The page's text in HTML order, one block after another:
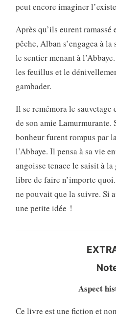
peut encore imaginer
Après qu’ils eurent ramassé
pêche, Alban s’engagea à
le sentier menant à
les feuillus et le
gambader.
Il se remémora le
de son amie Lamurmurante.
bonheur furent rompus par
l’Abbaye. Il pensa à sa vie
angoisse tenace le saisit à
libre de faire n’importe
ne pouvait que la suivre. Si
une petite idée !
Aspect
Ce livre est une fiction et